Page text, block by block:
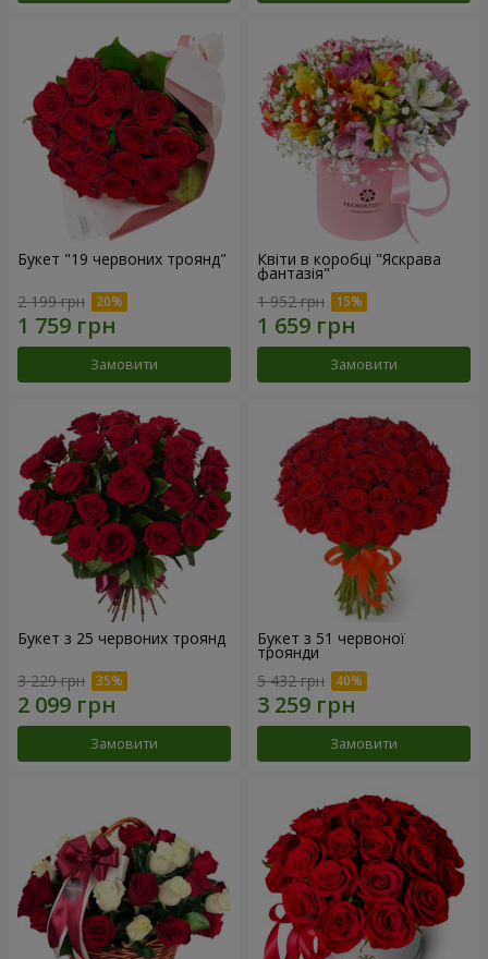
Букет "19 червоних троянд"
2 199 грн
Замовити
Квіти в коробці "Яскрава
фантазія"
1 952 грн
Замовити
Букет з 25 червоних троянд
3 229 грн
Замовити
Букет з 51 червоної
троянди
5 432 грн
Замовити